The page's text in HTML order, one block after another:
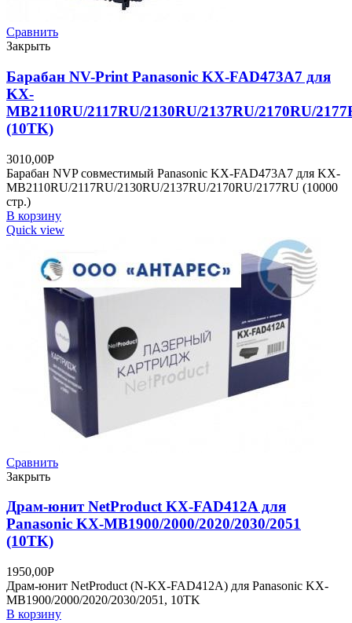
Сравнить
Закрыть
Барабан NV-Print Panasonic KX-FAD473A7 для
KX-
MB2110RU/2117RU/2130RU/2137RU/2170RU/
(10TK)
3010,00Р
Барабан NVP совместимый Panasonic KX-FAD473A7 для KX-
MB2110RU/2117RU/2130RU/2137RU/2170RU/2177RU (10000
стр.)
В корзину
Quick view
Сравнить
Закрыть
Драм-юнит NetProduct KX-FAD412A для
Panasonic KX-MB1900/2000/2020/2030/2051
(10TK)
1950,00Р
Драм-юнит NetProduct (N-KX-FAD412A) для Panasonic KX-
MB1900/2000/2020/2030/2051, 10TK
В корзину